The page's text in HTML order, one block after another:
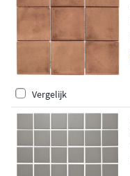
Vergelijk